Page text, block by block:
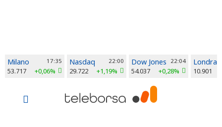
Milano 17:35
53.717 +0,06%
Nasdaq 22:00
29.722 +1,19%
Dow Jones 22:04
54.037 +0,28%
Londra
10.901